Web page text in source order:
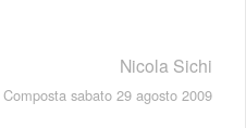
Nicola Sichi
Composta sabato 29 agosto 2009